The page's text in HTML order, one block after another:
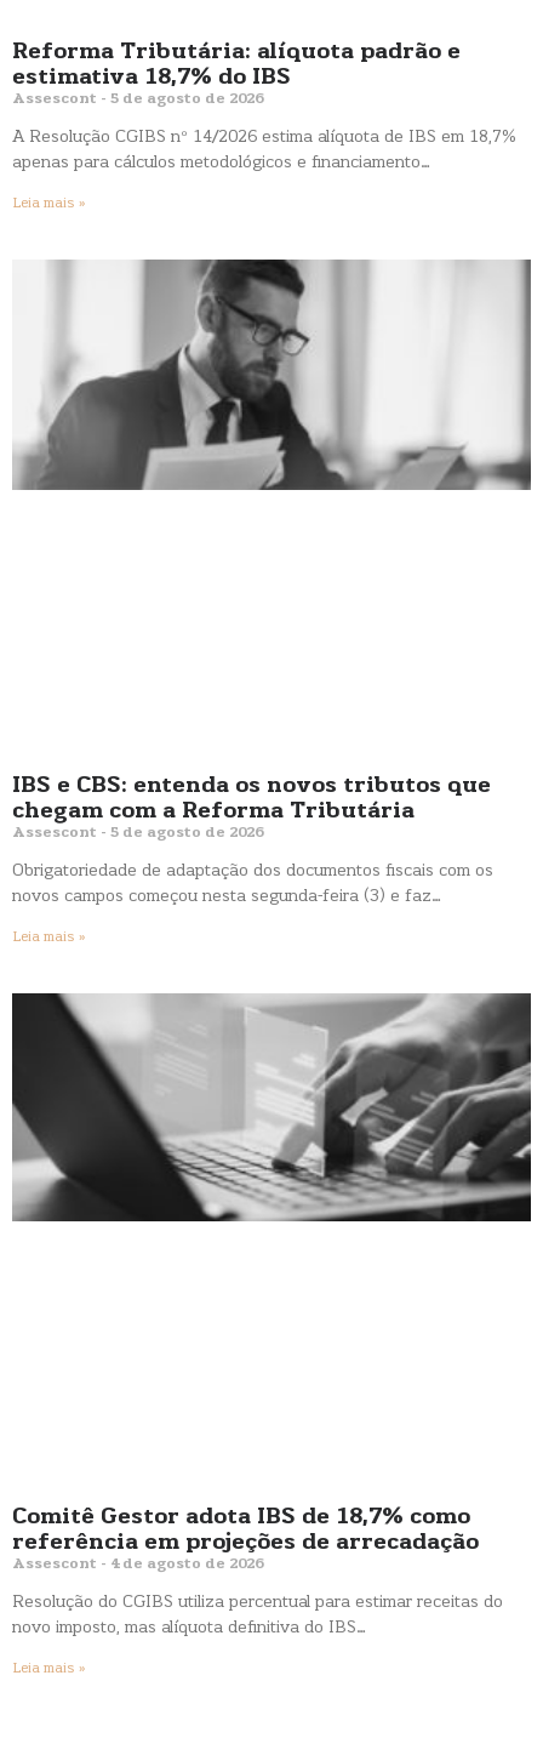
Reforma Tributária: alíquota padrão e
estimativa 18,7% do IBS
Assescont 5 de agosto de 2026
A Resolução CGIBS nº 14/2026 estima alíquota de IBS em 18,7%
apenas para cálculos metodológicos e financiamento…
Leia mais »
IBS e CBS: entenda os novos tributos que
chegam com a Reforma Tributária
Assescont 5 de agosto de 2026
Obrigatoriedade de adaptação dos documentos fiscais com os
novos campos começou nesta segunda-feira (3) e faz…
Leia mais »
Comitê Gestor adota IBS de 18,7% como
referência em projeções de arrecadação
Assescont 4 de agosto de 2026
Resolução do CGIBS utiliza percentual para estimar receitas do
novo imposto, mas alíquota definitiva do IBS…
Leia mais »